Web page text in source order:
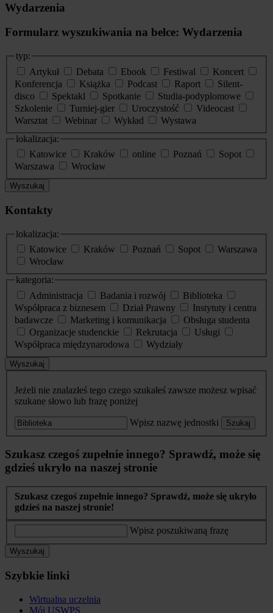
Wydarzenia
Formularz wyszukiwania na belce: Wydarzenia
typ:
Artykuł
Debata Ebook Festiwal
Koncert
Konferencja
Książka Podcast Raport
Silent-
disco
Spektakl Spotkanie
Studia-podyplomowe
Szkolenie
Turniej-gier Uroczystość
Videocast
Warsztat
Webinar Wykład
Wystawa
lokalizacja:
Katowice
Kraków online Poznań
Sopot
Warszawa
Wrocław
Wyszukaj
Kontakty
lokalizacja:
Katowice
Kraków Poznań Sopot
Warszawa
Wrocław
kategoria:
Administracja
Badania i rozwój
Biblioteka
Współpraca z biznesem
Dział Prawny
Instytuty i centra
badawcze
Marketing i komunikacja
Obsługa studenta
Organizacje studenckie
Rekrutacja
Usługi
Współpraca międzynarodowa
Wydziały
Wyszukaj
Jeżeli nie znalazłeś tego czego szukałeś zawsze możesz wpisać
szukane słowo lub frazę poniżej
Wpisz nazwę jednostki Szukaj
Szukasz czegoś zupełnie innego? Sprawdź, może się
gdzieś ukryło na naszej stronie
Szukasz czegoś zupełnie innego? Sprawdź, może się ukryło
gdzieś na naszej stronie!
Wpisz poszukiwaną frazę
Wyszukaj
Szybkie linki
Wirtualna uczelnia
Mój USWPS